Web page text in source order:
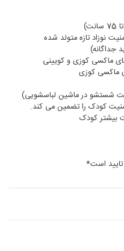
نوزاد تازه متولد شده
جداگانه)
ماکسی کوزی و کویینی
ماکسی کوزی
شستشو در ماشین لباسشویی)
کودک را تضمین می کند.
تایید است*